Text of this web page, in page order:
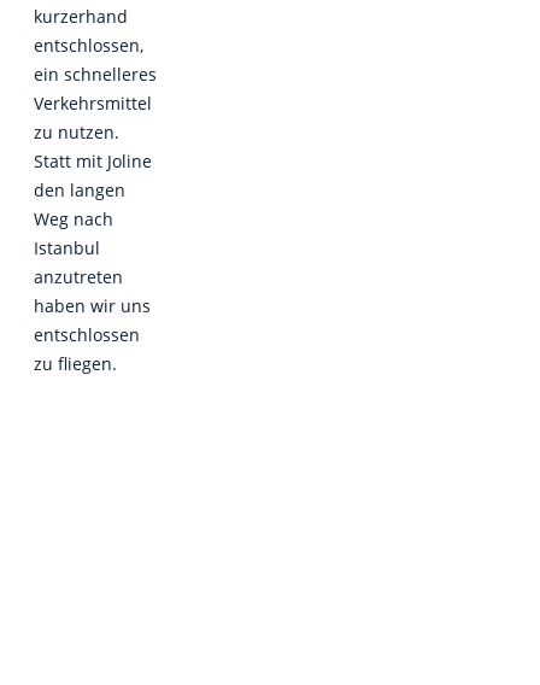
kurzerhand
entschlossen,
ein schnelleres
Verkehrsmittel
zu nutzen.
Statt mit Joline
den langen
Weg nach
Istanbul
anzutreten
haben wir uns
entschlossen
zu fliegen.